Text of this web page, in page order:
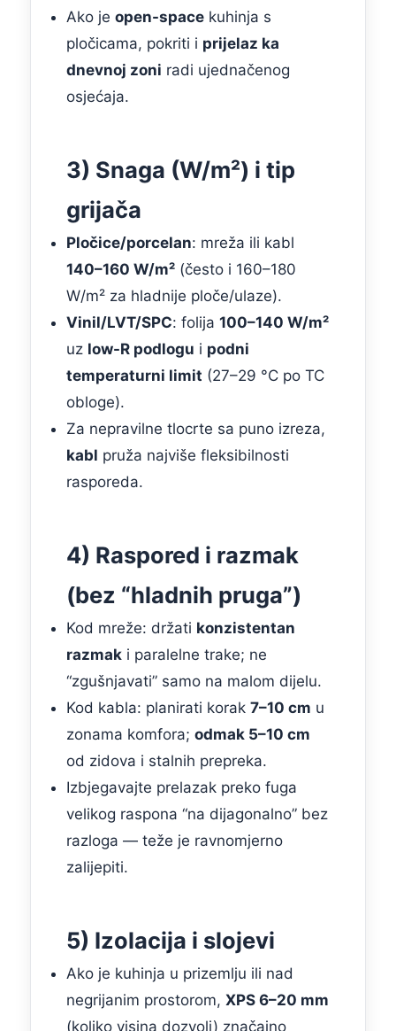
Ako je open-space kuhinja s
pločicama, pokriti i prijelaz ka
dnevnoj zoni radi ujednačenog
osjećaja.
3) Snaga (W/m²) i tip
grijača
Pločice/porcelan: mreža ili kabl
140–160 W/m² (često i 160–180
W/m² za hladnije ploče/ulaze).
Vinil/LVT/SPC: folija 100–140 W/m²
uz low-R podlogu i podni
temperaturni limit (27–29 °C po TC
obloge).
Za nepravilne tlocrte sa puno izreza,
kabl pruža najviše fleksibilnosti
rasporeda.
4) Raspored i razmak
(bez “hladnih pruga”)
Kod mreže: držati konzistentan
razmak i paralelne trake; ne
“zgušnjavati” samo na malom dijelu.
Kod kabla: planirati korak 7–10 cm u
zonama komfora; odmak 5–10 cm
od zidova i stalnih prepreka.
Izbjegavajte prelazak preko fuga
velikog raspona “na dijagonalno” bez
razloga — teže je ravnomjerno
zalijepiti.
5) Izolacija i slojevi
Ako je kuhinja u prizemlju ili nad
negrijanim prostorom, XPS 6–20 mm
(koliko visina dozvoli) značajno